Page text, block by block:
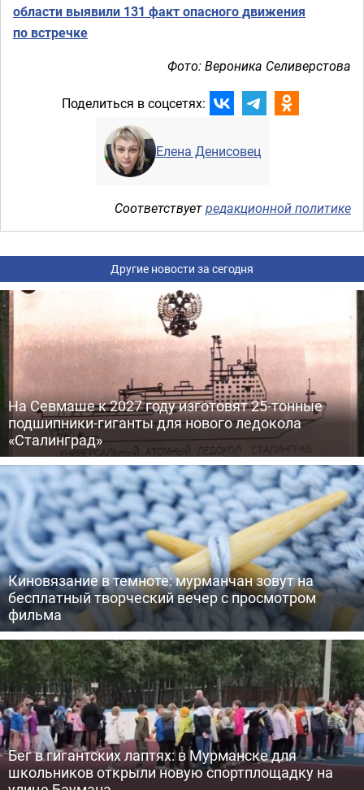
области выявили 131 факт опасного движения
по встречке
Фото: Вероника Селиверстова
Поделиться в соцсетях:
Елена Денисовец
Соответствуетредакционной политике
Другие новости за сегодня
На Севмаше к 2027 году изготовят 25-тонные
подшипники-гиганты для нового ледокола
«Сталинград»
Киновязание в темноте: мурманчан зовут на
бесплатный творческий вечер с просмотром
фильма
Бег в гигантских лаптях: в Мурманске для
школьников открыли новую спортплощадку на